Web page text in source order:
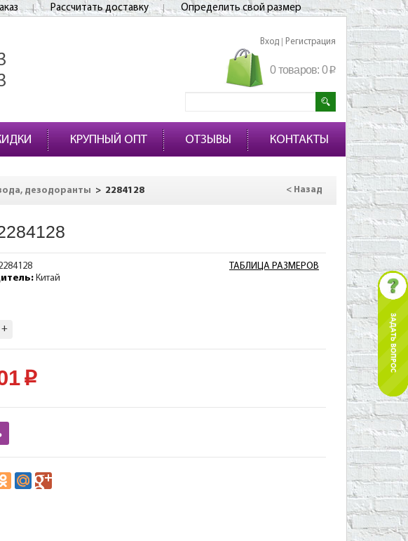
Рассчитать доставку Определить свой размер
Вход Регистрация
0 товаров: 0p
КРУПНЫЙ ОПТ ОТЗЫВЫ КОНТАКТЫ
дезодоранты > 2284128 < Назад
ТАБЛИЦА РАЗМЕРОВ
Китай
+
p